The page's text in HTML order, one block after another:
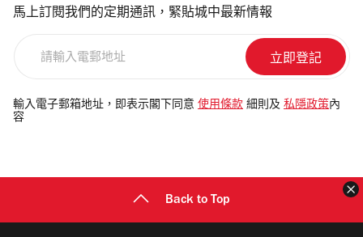
馬上訂閱我們的定期通訊，緊貼城中最新情報
電
郵
輸入電子郵箱地址，即表示閣下同意 使用條款 細則及 私隱政策 內
容
Back to Top